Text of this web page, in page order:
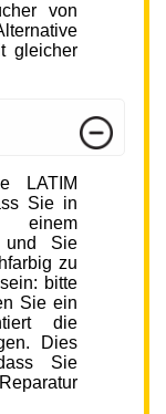
von
gleicher
LATIM
Sie in
und Sie
zu
bitte
Sie ein
die
Dies
Sie